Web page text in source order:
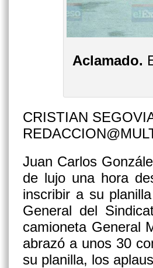
Aclamado.
CRISTIAN
Juan Carlos
de lujo una hora
inscribir a su
General del
camioneta General
abrazó a unos 30
su planilla, los